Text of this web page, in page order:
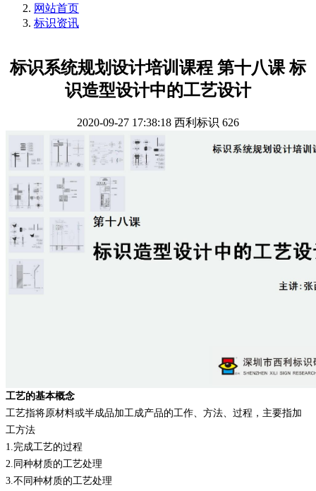
网站首页
标识资讯
标识系统规划设计培训课程 第十八课 标
识造型设计中的工艺设计
2020-09-27 17:38:18 西利标识 626
工艺的基本概念
工艺指将原材料或半成品加工成产品的工作、方法、过程，主要指加
工方法
1. 完成工艺的过程
2. 同种材质的工艺处理
3. 不同种材质的工艺处理